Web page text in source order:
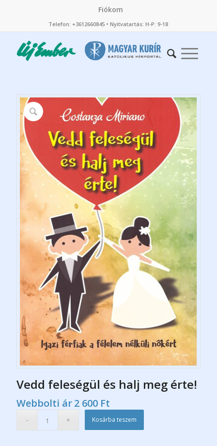
Fiókom
Telefon: +3612660845 • Nyitvatartás: H-P: 9-18
Vedd feleségül és halj meg érte!
Webbolti ár 2 600 Ft
Kosárba teszem